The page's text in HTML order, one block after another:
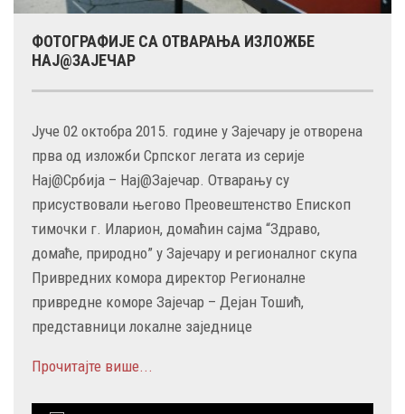
ФОТОГРАФИЈЕ СА ОТВАРАЊА ИЗЛОЖБЕ
НАЈ@ЗАЈЕЧАР
Јуче 02 октобра 2015. године у Зајечару је отворена
прва од изложби Српског легата из серије
Нај@Србија – Нај@Зајечар. Отварању су
присуствовали његово Преовештенство Епископ
тимочки г. Иларион, домаћин сајма “Здраво,
домаће, природно” у Зајечару и регионалног скупа
Привредних комора директор Регионалне
привредне коморе Зајечар – Дејан Тошић,
представници локалне заједнице
Прочитајте више...